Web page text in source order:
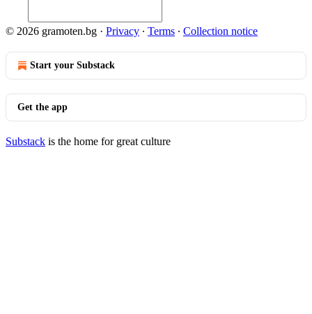
© 2026 gramoten.bg · Privacy ∙ Terms ∙ Collection notice
Start your Substack
Get the app
Substack is the home for great culture